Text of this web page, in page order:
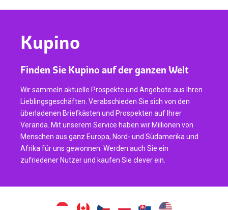
Kupino
Finden Sie Kupino auf der ganzen Welt
Wir sammeln aktuelle Prospekte und Angebote aus Ihren
Lieblingsgeschäften. Verabschieden Sie sich von den
überladenen Briefkästen und Prospekten auf Ihrer
Veranda. Mit unserem Service haben wir Millionen von
Menschen aus ganz Europa, Nord- und Südamerika und
Afrika für uns gewonnen. Werden auch Sie ein
zufriedener Nutzer und kaufen Sie clever ein.